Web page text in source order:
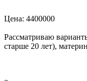
‎Цена: 4400000
‎Рассматриваю
старше 20 лет),